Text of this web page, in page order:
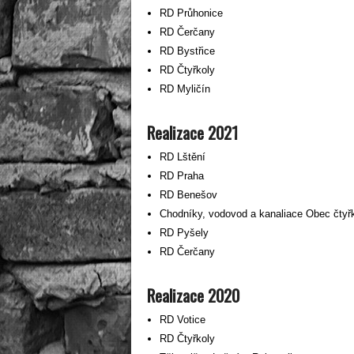
RD Průhonice
RD Čerčany
RD Bystřice
RD Čtyřkoly
RD Myličín
Realizace 2021
RD Lštění
RD Praha
RD Benešov
Chodníky, vodovod a kanaliace Obec
RD Pyšely
RD Čerčany
Realizace 2020
RD Votice
RD Čtyřkoly